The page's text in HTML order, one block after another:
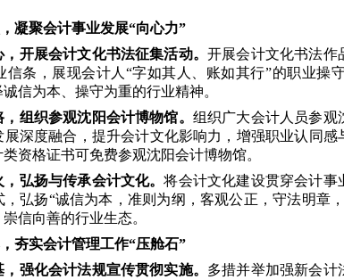
凝聚会计事业发展“向心力”
开展会计文化书法征集活动。开展会计文化书法作
信条，展现会计人“字如其人、账如其行”的职业操
信为本、操守为重的行业精神。
组织参观沈阳会计博物馆。 组织广大会计人员参观
深度融合，提升会计文化影响力，增强职业认同
资格证书可免费参观沈阳会计博物馆。
，弘扬与传承会计文化。将会计文化建设贯穿会计事
弘扬“诚信为本，准则为纲，客观公正，守法明章
信向善的行业生态。
夯实会计管理工作“压舱石”
强化会计法规宣传贯彻实施。 多措并举加强新会计